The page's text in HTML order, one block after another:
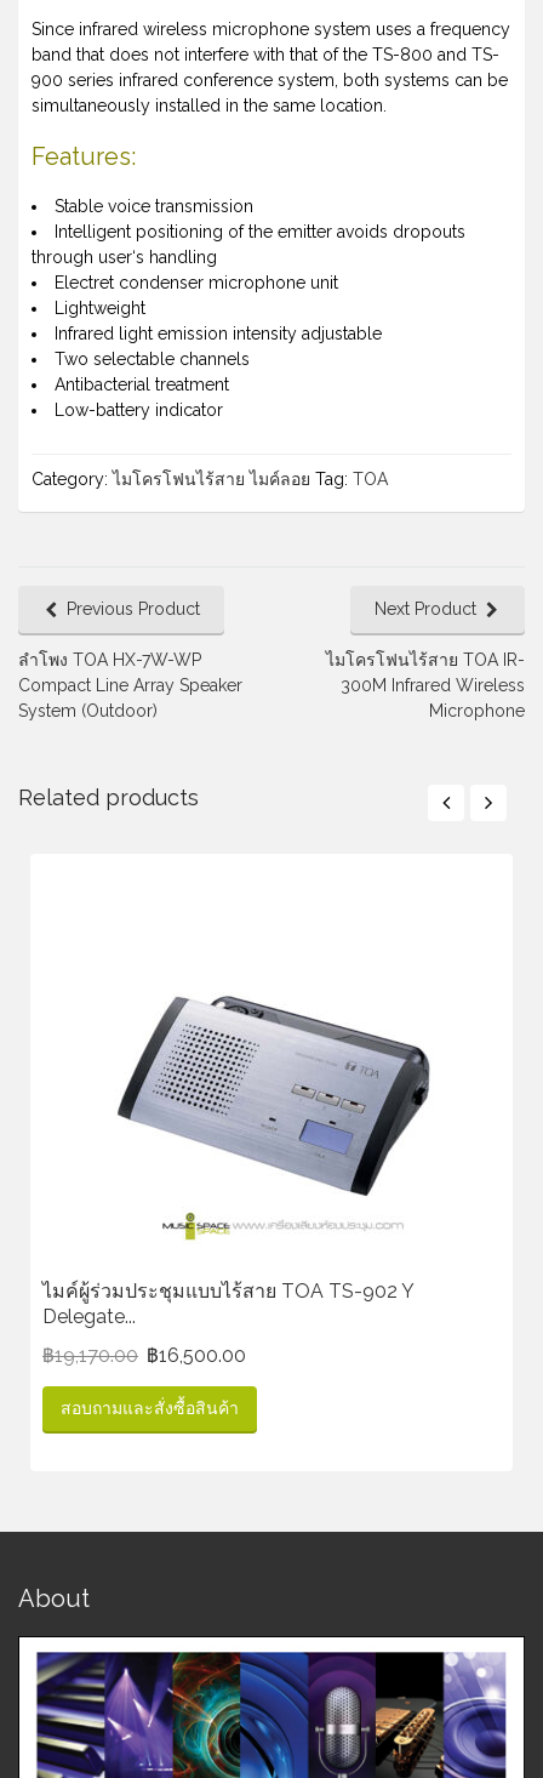
Since infrared wireless microphone system uses a frequency
band that does not interfere with that of the TS-800 and TS-
900 series infrared conference system, both systems can be
simultaneously installed in the same location.
Features:
Stable voice transmission
Intelligent positioning of the emitter avoids dropouts
through user‘s handling
Electret condenser microphone unit
Lightweight
Infrared light emission intensity adjustable
Two selectable channels
Antibacterial treatment
Low-battery indicator
Category:ไมโครโฟนไร้สาย ไมค์ลอย Tag: TOA
Previous Product
ลำโพง TOA HX-7W-WP
Compact Line Array Speaker
System (Outdoor)
Next Product
ไมโครโฟนไร้สาย TOA IR-
300M Infrared Wireless
Microphone
Related products
ไมค์ผู้ร่วมประชุมแบบไร้สาย TOA TS-902 Y
Delegate...
฿19,170.00 ฿16,500.00
สอบถามและสั่งซื้อสินค้า
About